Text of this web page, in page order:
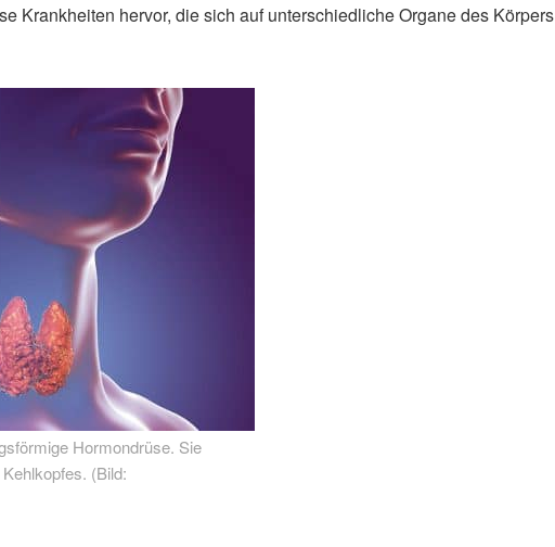
Krankheiten hervor, die sich auf unterschiedliche Organe des Körpers
Hormondrüse. Sie
(Bild: